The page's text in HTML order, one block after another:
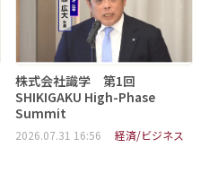
株式会社識学 第1回
SHIKIGAKU High-Phase
Summit
2026.07.31 16:56 経済/ビジネス